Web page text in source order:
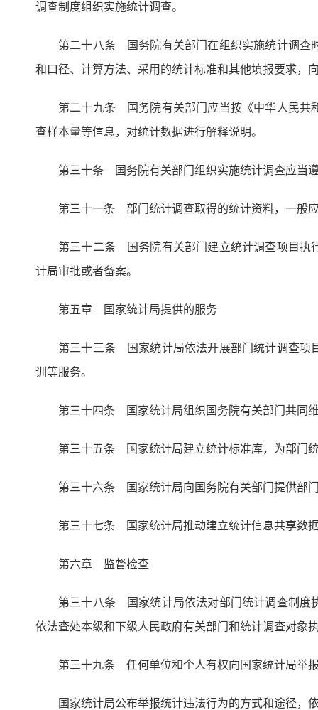
调查制度组织实施统计调查。
第二十八条 国务院有关部门在组织实施统计调查
和口径、计算方法、采用的统计标准和其他填报要求，
第二十九条 国务院有关部门应当按《中华人民共
查样本量等信息，对统计数据进行解释说明。
第三十条 国务院有关部门组织实施统计调查应当
第三十一条 部门统计调查取得的统计资料，一般
第三十二条 国务院有关部门建立统计调查项目执
计局审批或者备案。
第五章 国家统计局提供的服务
第三十三条 国家统计局依法开展部门统计调查项
训等服务。
第三十四条 国家统计局组织国务院有关部门共同
第三十五条 国家统计局建立统计标准库，为部门
第三十六条 国家统计局向国务院有关部门提供部
第三十七条 国家统计局推动建立统计信息共享数
第六章 监督检查
第三十八条 国家统计局依法对部门统计调查制度
依法查处本级和下级人民政府有关部门和统计调查对
第三十九条 任何单位和个人有权向国家统计局举
国家统计局公布举报统计违法行为的方式和途径